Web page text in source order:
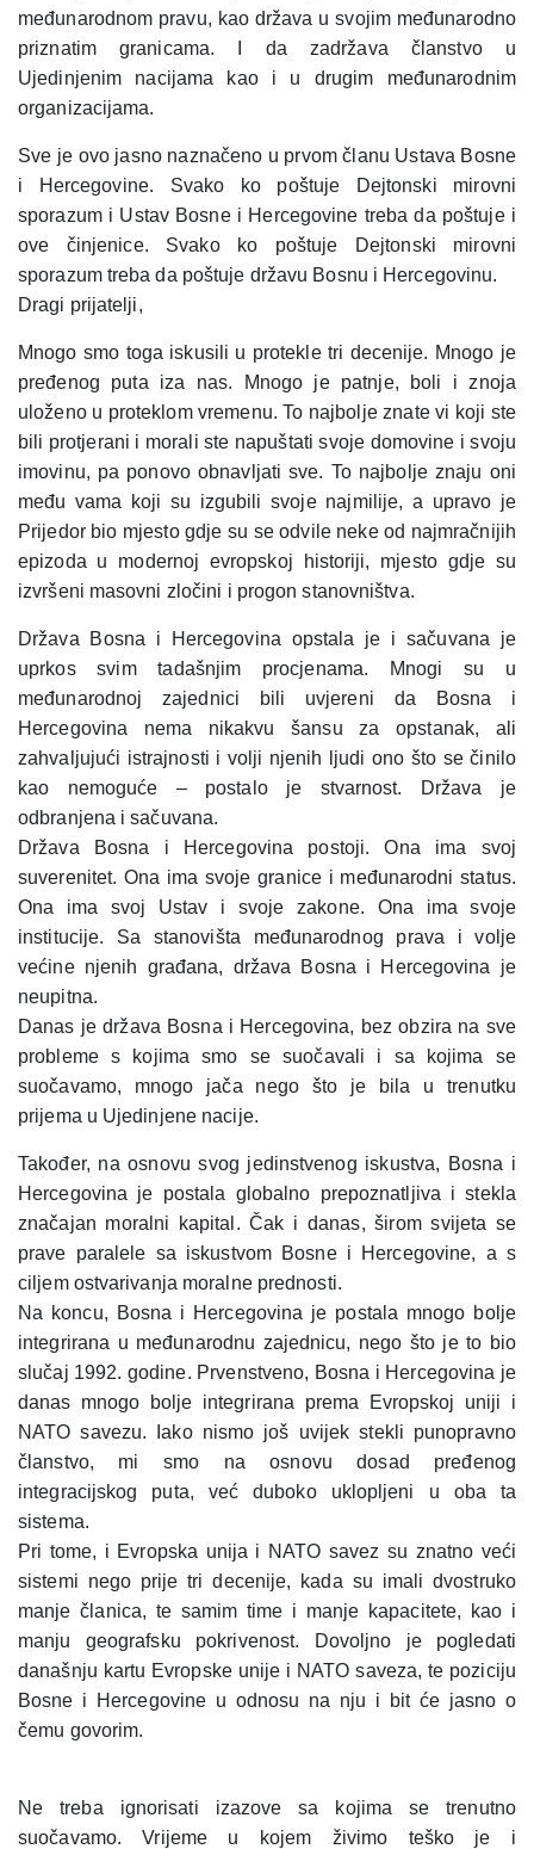
međunarodnom pravu, kao država u svojim međunarodno
priznatim granicama. I da zadržava članstvo u
Ujedinjenim nacijama kao i u drugim međunarodnim
organizacijama.
Sve je ovo jasno naznačeno u prvom članu Ustava Bosne
i Hercegovine. Svako ko poštuje Dejtonski mirovni
sporazum i Ustav Bosne i Hercegovine treba da poštuje i
ove činjenice. Svako ko poštuje Dejtonski mirovni
sporazum treba da poštuje državu Bosnu i Hercegovinu.
Dragi prijatelji,
Mnogo smo toga iskusili u protekle tri decenije. Mnogo je
pređenog puta iza nas. Mnogo je patnje, boli i znoja
uloženo u proteklom vremenu. To najbolje znate vi koji ste
bili protjerani i morali ste napuštati svoje domovine i svoju
imovinu, pa ponovo obnavljati sve. To najbolje znaju oni
među vama koji su izgubili svoje najmilije, a upravo je
Prijedor bio mjesto gdje su se odvile neke od najmračnijih
epizoda u modernoj evropskoj historiji, mjesto gdje su
izvršeni masovni zločini i progon stanovništva.
Država Bosna i Hercegovina opstala je i sačuvana je
uprkos svim tadašnjim procjenama. Mnogi su u
međunarodnoj zajednici bili uvjereni da Bosna i
Hercegovina nema nikakvu šansu za opstanak, ali
zahvaljujući istrajnosti i volji njenih ljudi ono što se činilo
kao nemoguće – postalo je stvarnost. Država je
odbranjena i sačuvana.
Država Bosna i Hercegovina postoji. Ona ima svoj
suverenitet. Ona ima svoje granice i međunarodni status.
Ona ima svoj Ustav i svoje zakone. Ona ima svoje
institucije. Sa stanovišta međunarodnog prava i volje
većine njenih građana, država Bosna i Hercegovina je
neupitna.
Danas je država Bosna i Hercegovina, bez obzira na sve
probleme s kojima smo se suočavali i sa kojima se
suočavamo, mnogo jača nego što je bila u trenutku
prijema u Ujedinjene nacije.
Također, na osnovu svog jedinstvenog iskustva, Bosna i
Hercegovina je postala globalno prepoznatljiva i stekla
značajan moralni kapital. Čak i danas, širom svijeta se
prave paralele sa iskustvom Bosne i Hercegovine, a s
ciljem ostvarivanja moralne prednosti.
Na koncu, Bosna i Hercegovina je postala mnogo bolje
integrirana u međunarodnu zajednicu, nego što je to bio
slučaj 1992. godine. Prvenstveno, Bosna i Hercegovina je
danas mnogo bolje integrirana prema Evropskoj uniji i
NATO savezu. Iako nismo još uvijek stekli punopravno
članstvo, mi smo na osnovu dosad pređenog
integracijskog puta, već duboko uklopljeni u oba ta
sistema.
Pri tome, i Evropska unija i NATO savez su znatno veći
sistemi nego prije tri decenije, kada su imali dvostruko
manje članica, te samim time i manje kapacitete, kao i
manju geografsku pokrivenost. Dovoljno je pogledati
današnju kartu Evropske unije i NATO saveza, te poziciju
Bosne i Hercegovine u odnosu na nju i bit će jasno o
čemu govorim.
Ne treba ignorisati izazove sa kojima se trenutno
suočavamo. Vrijeme u kojem živimo teško je i